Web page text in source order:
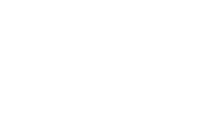
图为：林芝首